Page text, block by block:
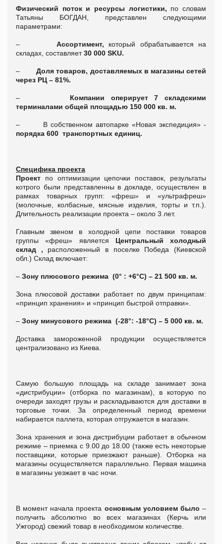
Физический поток и ресурсы логистики, по словам
Татьяны БОГДАН, представлен следующими
параметрами:
–Ассортимент, который обрабатывается на
складах, составляет30 000 SKU.
–Доля товаров, доставляемых в магазины сетей
через РЦ – 81%.
– Компании оперирует 7 складскими
терминалами общей площадью 150 000 кв. м.
– В собственном автопарке «Новая экспедиция» -
порядка 600 транспортных единиц.
Специфика проекта
Проект по оптимизации цепочки поставок, результаты
котрого были представленны в докладе, осуществлен в
рамках товарных групп: «фреш» и «ультрафреш»
(молочные, колбасные, мясные изделия, торты и т.п.).
Длительность реализации проекта – около 3 лет.
Главным звеном в холодной цепи поставки товаров
группы «фреш» является Центральный холодный
склад , расположенный в поселке Победа (Киевской
обл.) Склад включает:
– Зону плюсового режима (0° : +6°С) – 21 500 кв. м.
Зона плюсовой доставки работает по двум принципам:
«принцип хранения» и «принцип быстрой отправки».
– Зону минусового режима (-28°: -18°С) – 5 000 кв. м.
Доставка замороженной продукции осуществляется
централизовано из Киева.
Самую большую площадь на складе занимает зона
«дистрибуции» (отборка по магазинам), в которую по
очереди заходят грузы и раскладываются для доставки в
торговые точки. За определенный период времени
набирается паллета, которая отгружается в магазин.
Зона хранения и зона дистрибуции работает в обычном
режиме – приемка с 9.00 до 18.00 (также есть некоторые
поставщики, которые приезжают раньше). Отборка на
магазины осуществляется параллельно. Первая машина
в магазины уезжает в час ночи.
В момент начала проекта основным условием было –
получить абсолютно во всех магазинах (Керчь или
Ужгород) свежий товар в необходимом количестве.